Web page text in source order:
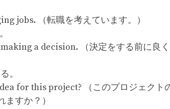
jobs. （転職を考えています。）
a decision. （決定をする前に良
。
for this project? （このプロジェクト
すか？）